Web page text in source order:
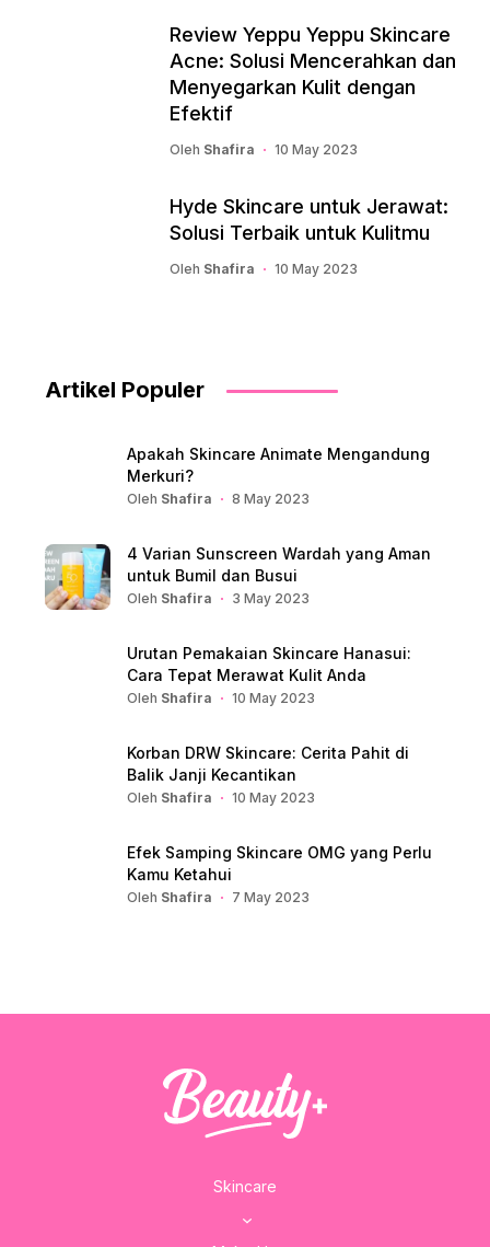
Review Yeppu Yeppu Skincare
Acne: Solusi Mencerahkan dan
Menyegarkan Kulit dengan
Efektif
Oleh Shafira 10 May 2023
Hyde Skincare untuk Jerawat:
Solusi Terbaik untuk Kulitmu
Oleh Shafira 10 May 2023
Artikel Populer
Apakah Skincare Animate Mengandung
Merkuri?
Oleh Shafira 8 May 2023
4 Varian Sunscreen Wardah yang Aman
untuk Bumil dan Busui
Oleh Shafira 3 May 2023
Urutan Pemakaian Skincare Hanasui:
Cara Tepat Merawat Kulit Anda
Oleh Shafira 10 May 2023
Korban DRW Skincare: Cerita Pahit di
Balik Janji Kecantikan
Oleh Shafira 10 May 2023
Efek Samping Skincare OMG yang Perlu
Kamu Ketahui
Oleh Shafira 7 May 2023
Skincare